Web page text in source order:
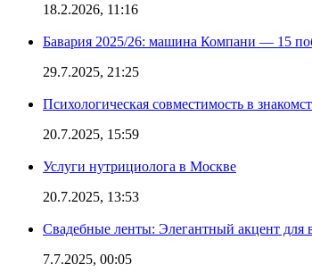
18.2.2026, 11:16
Бавария 2025/26: машина Компани — 15
29.7.2025, 21:25
Психологическая совместимость в
20.7.2025, 15:59
Услуги нутрициолога в Москве
20.7.2025, 13:53
Свадебные ленты: Элегантный акцент для
7.7.2025, 00:05